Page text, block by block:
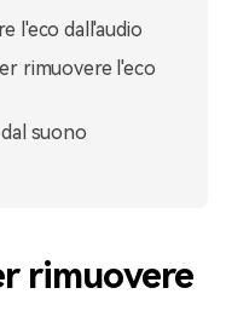
l'eco dall'audio
rimuovere l'eco
suono
rimuovere